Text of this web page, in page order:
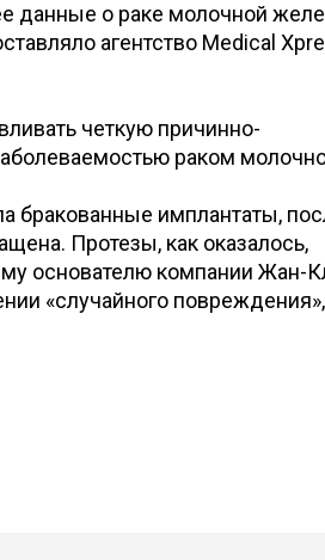
данные о раке молочной
агентство Medical
четкую причинно-
раком
бракованные имплантаты,
Протезы, как оказалось,
основателю компании Жан-
«случайного